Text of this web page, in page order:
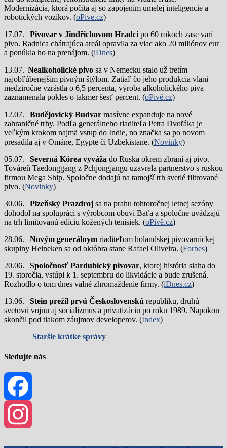
Modernizácia, ktorá počíta aj so zapojením umelej inteligencie a
robotických vozíkov. (oPive.cz)
17.07. | Pivovar v Jindřichovom Hradci po 60 rokoch zase varí
pivo. Radnica chátrajúca areál opravila za viac ako 20 miliónov eur
a ponúkla ho na prenájom. (iDnes)
13.07.| Nealkoholické pivo sa v Nemecku stalo už tretím
najobľúbenejším pivným štýlom. Zatiaľ čo jeho produkcia vlani
medziročne vzrástla o 6,5 percenta, výroba alkoholického piva
zaznamenala pokles o takmer šesť percent. (oPivě.cz)
12.07. | Budějovický Budvar masívne expanduje na nové
zahraničné trhy. Podľa generálneho riaditeľa Petra Dvořáka je
veľkým krokom najmä vstup do Indie, no značka sa po novom
presadila aj v Ománe, Egypte či Uzbekistane. (Novinky)
05.07. | Severná Kórea vyváža do Ruska okrem zbraní aj pivo.
Továreň Taedonggang z Pchjongjangu uzavrela partnerstvo s ruskou
firmou Mega Ship. Spoločne dodajú na tamojší trh svetlé filtrované
pivo. (Novinky)
30.06. | Plzeňský Prazdroj sa na prahu tohtoročnej letnej sezóny
dohodol na spolupráci s výrobcom obuvi Baťa a spoločne uvádzajú
na trh limitovanú edíciu kožených tenisiek. (oPivě.cz)
28.06. | Novým generálnym riaditeľom holandskej pivovarníckej
skupiny Heineken sa od októbra stane Rafael Oliveira. (Forbes)
20.06. | Spoločnosť Pardubický pivovar, ktorej história siaha do
19. storočia, vstúpi k 1. septembru do likvidácie a bude zrušená.
Rozhodlo o tom dnes valné zhromaždenie firmy. (iDnes.cz)
13.06. | Stein prežil prvú Československú republiku, druhú
svetovú vojnu aj socializmus a privatizáciu po roku 1989. Napokon
skončil pod tlakom záujmov developerov. (Index)
Staršie krátke správy
Sledujte nás
Facebook